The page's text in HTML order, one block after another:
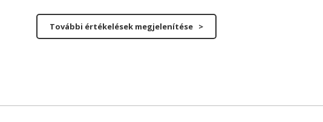
További értékelések megjelenítése >